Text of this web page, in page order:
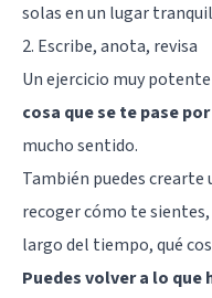
solas en un lugar
2. Escribe, anota, revisa
Un ejercicio muy
cosa que se te pase
mucho sentido.
También puedes crearte
recoger cómo te
largo del tiempo, qué
Puedes volver a lo